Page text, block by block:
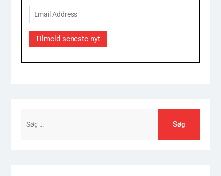
Email
Address
Tilmeld seneste nyt
efter: